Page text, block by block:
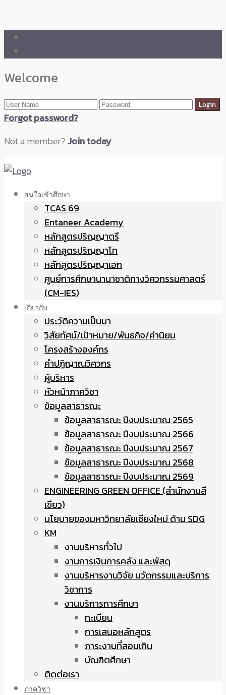
Welcome
Forgot password?
Not a member?Join today
สนใจเข้าศึกษา
TCAS 69
Entaneer Academy
หลักสูตรปริญญาตรี
หลักสูตรปริญญาโท
หลักสูตรปริญญาเอก
ศูนย์การศึกษานานาชาติทางวิศวกรรมศาสตร์
(CM-IES)
เกี่ยวกับ
ประวัติความเป็นมา
วิสัยทัศน์/เป้าหมาย/พันธกิจ/ค่านิยม
โครงสร้างองค์กร
คำปฏิญาณวิศวกร
ผู้บริหาร
หัวหน้าภาควิชา
ข้อมูลสาธารณะ
ข้อมูลสาธารณะ ปีงบประมาณ 2565
ข้อมูลสาธารณะ ปีงบประมาณ 2566
ข้อมูลสาธารณะ ปีงบประมาณ 2567
ข้อมูลสาธารณะ ปีงบประมาณ 2568
ข้อมูลสาธารณะ ปีงบประมาณ 2569
ENGINEERING GREEN OFFICE (สำนักงานสี
เขียว)
นโยบายของมหาวิทยาลัยเชียงใหม่ ด้าน SDG
KM
งานบริหารทั่วไป
งานการเงินการคลัง และพัสดุ
งานบริหารงานวิจัย นวัตกรรมและบริการ
วิชาการ
งานบริการการศึกษา
ทะเบียน
การเสนอหลักสูตร
ภาระงานที่สอนเกิน
บัณฑิตศึกษา
ติดต่อเรา
ภาควิชา